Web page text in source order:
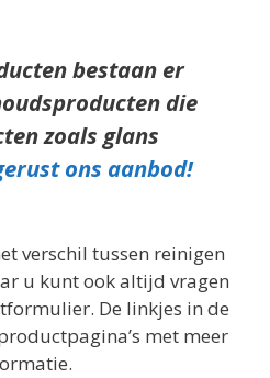
bestaan er
die
zoals glans
ons aanbod!
verschil tussen reinigen
u kunt ook altijd vragen
De linkjes in de
met meer